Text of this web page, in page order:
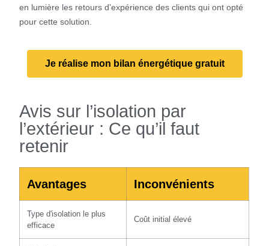
en lumière les retours d’expérience des clients qui ont opté
pour cette solution.
Je réalise mon bilan énergétique gratuit
Avis sur l’isolation par
l’extérieur : Ce qu’il faut
retenir
Avantages Inconvénients
Type d'isolation le plus
efficace
Coût initial élevé